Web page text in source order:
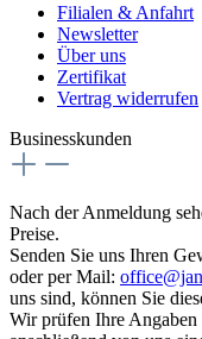
Filialen & Anfahrt
Newsletter
Über uns
Zertifikat
Vertrag widerrufen
Businesskunden
Nach der Anmeldung
Preise.
Senden Sie uns Ihren
oder per Mail:
uns sind, können Sie
Wir prüfen Ihre Angaben